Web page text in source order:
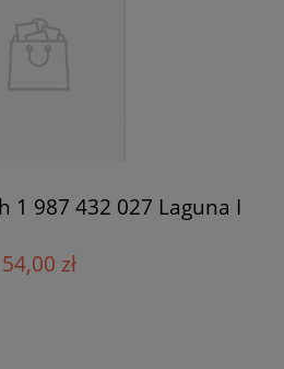
1 987 432 027 Laguna I
54,00 zł